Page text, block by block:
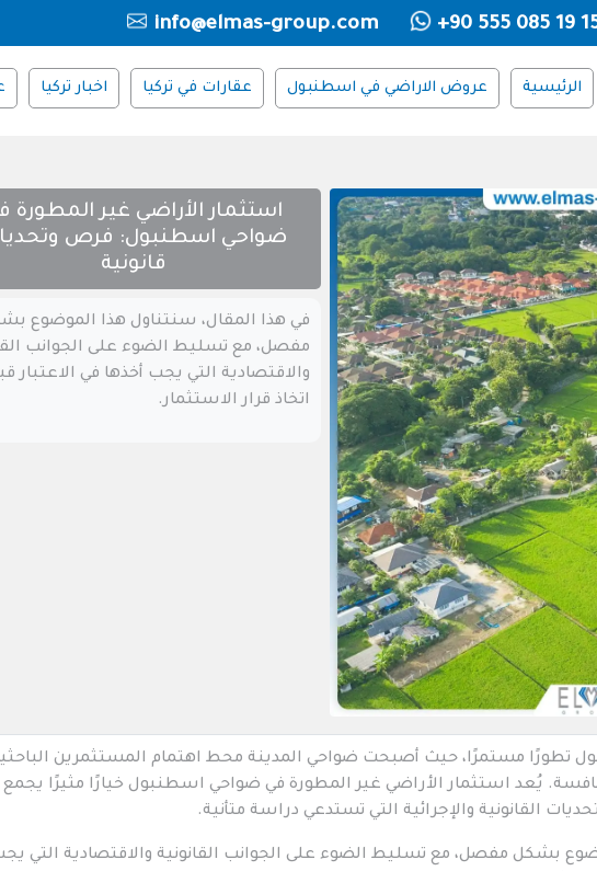
+90 555 085 19
info@elmas-group.com
الرئيسية عروض الاراضي في اسطنبول عقارات في تركيا اخبار تركيا
استثمار الأراضي غير المطورة
ضواحي اسطنبول: فرص
قانونية
في هذا المقال، سنتناول هذا الموضوع
مفصل، مع تسليط الضوء على الجوانب
والاقتصادية التي يجب أخذها في الاعتبار
اتخاذ قرار الاستثمار.
مستمرًا، حيث أصبحت ضواحي المدينة محط اهتمام المستثمرين
يُعد استثمار الأراضي غير المطورة في ضواحي اسطنبول خيارًا مثيرًا يجمع
القانونية والإجرائية التي تستدعي دراسة متأنية.
بشكل مفصل، مع تسليط الضوء على الجوانب القانونية والاقتصادية التي